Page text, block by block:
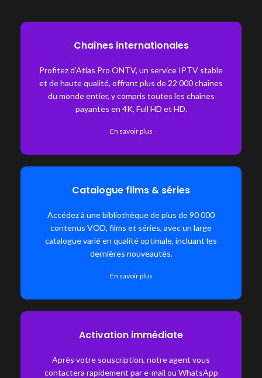
Chaînes internationales
Profitez d’Atlas Pro ONTV, un service IPTV stable
et de haute qualité, offrant plus de 22 000 chaînes
du monde entier, y compris toutes les chaînes
payantes en 4K, Full HD et HD.
En savoir plus
Catalogue films & séries
Accédez à une bibliothèque de plus de 90 000
contenus VOD, films et séries, avec un large
catalogue varié en qualité optimale, incluant les
dernières nouveautés.
En savoir plus
Activation immédiate
Après votre souscription, notre agent vous
contactera rapidement par e-mail ou WhatsApp